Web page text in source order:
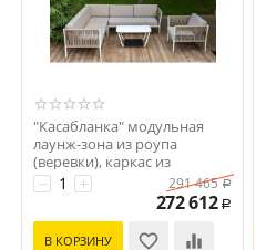
"Касабланка" модульная
лаунж-зона из роупа
(веревки), каркас из
алюминия
Код: УТ-00003547
+
− 291 465 Р
272 612 Р
В КОРЗИНУ